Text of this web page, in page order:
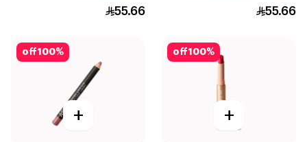
55.66
55.66
100%
off
+
100%
off
+